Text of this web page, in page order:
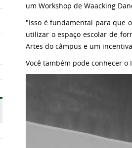
um Workshop de Waacking
"Isso é fundamental para que
utilizar o espaço escolar de
Artes do câmpus e um
Você também pode conhecer o